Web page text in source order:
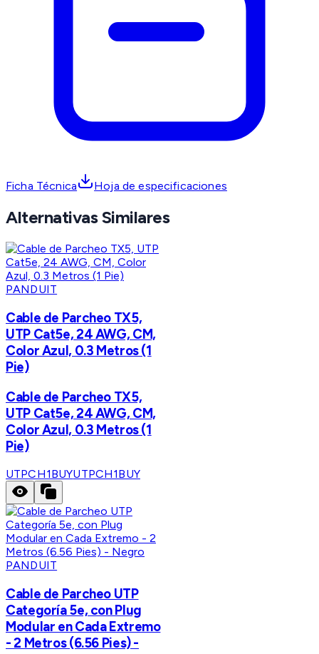
Ficha Técnica Hoja de especificaciones
Alternativas Similares
PANDUIT
Cable de Parcheo TX5,
UTP Cat5e, 24 AWG, CM,
Color Azul, 0.3 Metros (1
Pie)
Cable de Parcheo TX5,
UTP Cat5e, 24 AWG, CM,
Color Azul, 0.3 Metros (1
Pie)
UTPCH1BUYUTPCH1BUY
PANDUIT
Cable de Parcheo UTP
Categoría 5e, con Plug
Modular en Cada Extremo
- 2 Metros (6.56 Pies) -